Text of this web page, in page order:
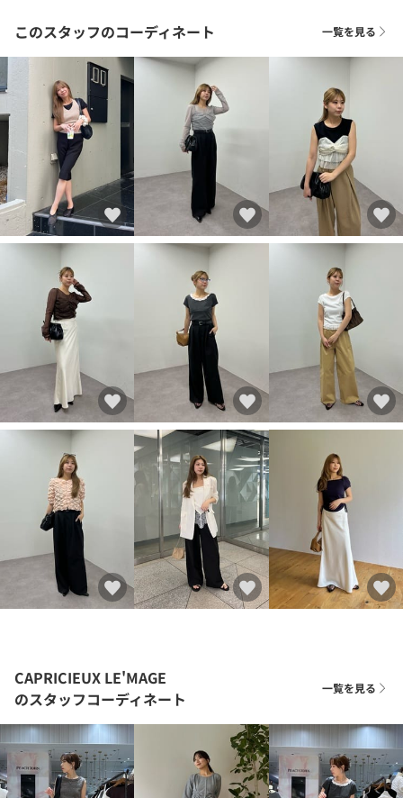
このスタッフのコーディネート 一覧を見る
CAPRICIEUX LE'MAGE
のスタッフコーディネート
一覧を見る